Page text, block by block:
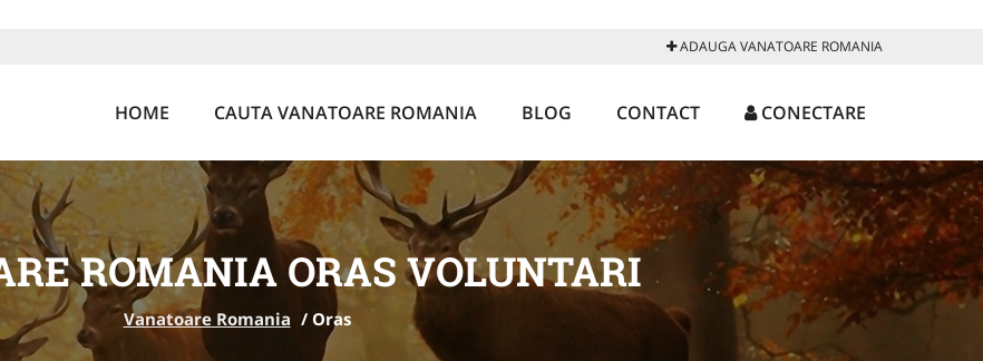
ADAUGA VANATOARE ROMANIA
HOME CAUTA VANATOARE ROMANIA BLOG CONTACT CONECTARE
ROMANIA ORAS VOLUNTARI
Vanatoare Romania / Oras